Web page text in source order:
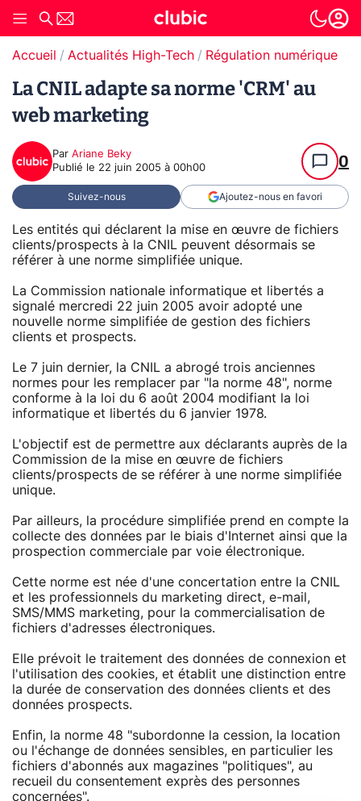
Accueil Actualités High-Tech Régulation numérique
La CNIL adapte sa norme 'CRM' au
web marketing
Par Ariane Beky
Publié le 22 juin 2005 à 00h00 0
Suivez-nous Ajoutez-nous en favori
Les entités qui déclarent la mise en œuvre de fichiers
clients/prospects à la CNIL peuvent désormais se
référer à une norme simplifiée unique.
La Commission nationale informatique et libertés a
signalé mercredi 22 juin 2005 avoir adopté une
nouvelle norme simplifiée de gestion des fichiers
clients et prospects.
Le 7 juin dernier, la CNIL a abrogé trois anciennes
normes pour les remplacer par "la norme 48", norme
conforme à la loi du 6 août 2004 modifiant la loi
informatique et libertés du 6 janvier 1978.
L'objectif est de permettre aux déclarants auprès de la
Commission de la mise en œuvre de fichiers
clients/prospects de se référer à une norme simplifiée
unique.
Par ailleurs, la procédure simplifiée prend en compte la
collecte des données par le biais d'Internet ainsi que la
prospection commerciale par voie électronique.
Cette norme est née d'une concertation entre la CNIL
et les professionnels du marketing direct, e-mail,
SMS/MMS marketing, pour la commercialisation de
fichiers d'adresses électroniques.
Elle prévoit le traitement des données de connexion et
l'utilisation des cookies, et établit une distinction entre
la durée de conservation des données clients et des
données prospects.
Enfin, la norme 48 "subordonne la cession, la location
ou l'échange de données sensibles, en particulier les
fichiers d'abonnés aux magazines "politiques", au
recueil du consentement exprès des personnes
concernées".